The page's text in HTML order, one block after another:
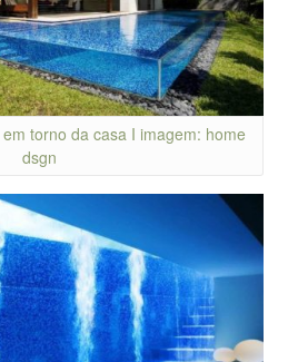
torno da casa I imagem: home
dsgn